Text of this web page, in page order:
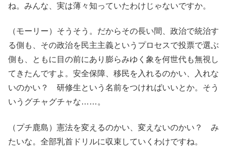
ね。みんな、実は薄々知っていたわけじゃないですか。
（モーリー）そうそう。だからその長い間、政治で統治す
る側も、その政治を民主主義というプロセスで投票で選ぶ
側も、ともに目の前にあり膨らみゆく象を何世代も無視し
てきたんですよ。安全保障、移民を入れるのかい、入れな
いのかい？ 研修生という名前をつければいいとか。そう
いうグチャグチャな……。
（プチ鹿島）憲法を変えるのかい、変えないのかい？ み
たいな。全部乳首ドリルに収束していくわけですね。